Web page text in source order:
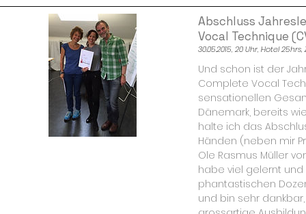
Abschluss
Vocal Technique
30.05.2015, 20 Uhr, Hotel
Und schon ist der
Complete Vocal
sensationellen
Dänemark, bereits
halte ich das
Händen (neben mir
Ole Rasmus Müller
habe viel gelernt
phantastischen
und bin sehr